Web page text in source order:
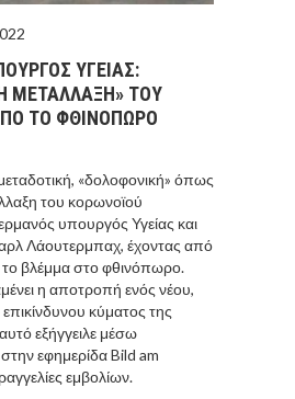
ΥΓΕΙΑΣ:
ΜΕΤΑΛΛΑΞΗ» ΤΟΥ
ΤΟ ΦΘΙΝΟΠΩΡΟ
«δολοφονική» όπως
του κορωνοϊού
υπουργός Υγείας και
Λάουτερμπαχ, έχοντας από
βλέμμα στο φθινόπωρο.
η αποτροπή ενός νέου,
κύματος της
εξήγγειλε μέσω
εφημερίδα Bild am
εμβολίων.